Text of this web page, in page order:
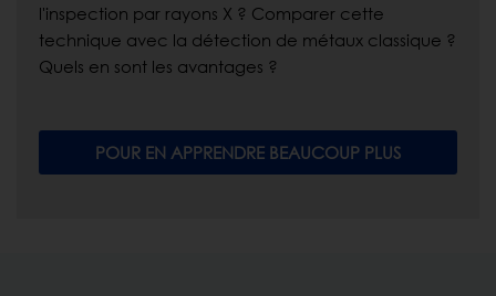
l'inspection par rayons X ? Comparer cette
technique avec la détection de métaux classique ?
Quels en sont les avantages ?
POUR EN APPRENDRE BEAUCOUP PLUS